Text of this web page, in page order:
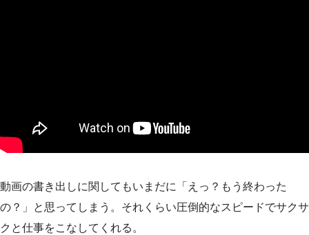
動画の書き出しに関してもいまだに「えっ？もう終わった
の？」と思ってしまう。それくらい圧倒的なスピードでサクサ
クと仕事をこなしてくれる。